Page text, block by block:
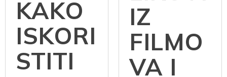
KAKO
ISKORI
STITI
IZ
FILMO
VA I